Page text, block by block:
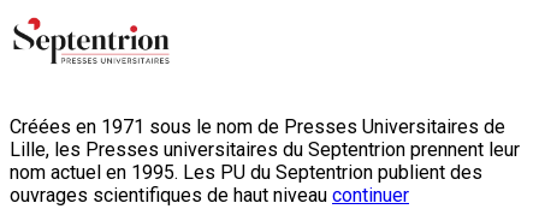
Créées en 1971 sous le nom de Presses Universitaires de
Lille, les Presses universitaires du Septentrion prennent leur
nom actuel en 1995. Les PU du Septentrion publient des
ouvrages scientifiques de haut niveau continuer